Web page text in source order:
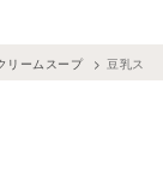
リームスープ 豆乳スー